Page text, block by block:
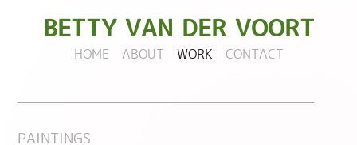
BETTY VAN DER VOORT
HOME ABOUT WORK CONTACT
PAINTINGS